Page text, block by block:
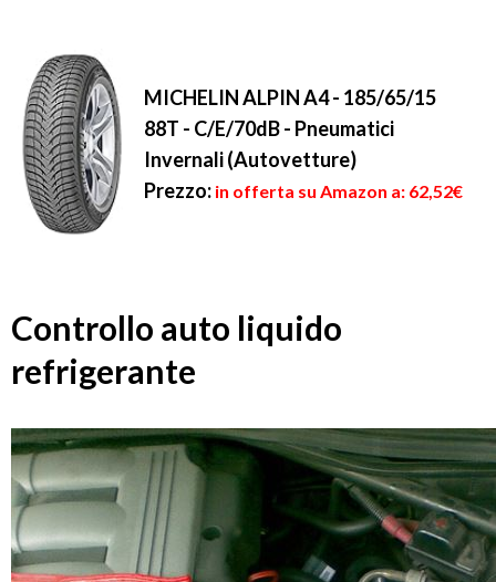
MICHELIN ALPIN A4 - 185/65/15
88T - C/E/70dB - Pneumatici
Invernali (Autovetture)
Prezzo: in offerta su Amazon a: 62,52€
Controllo auto liquido
refrigerante